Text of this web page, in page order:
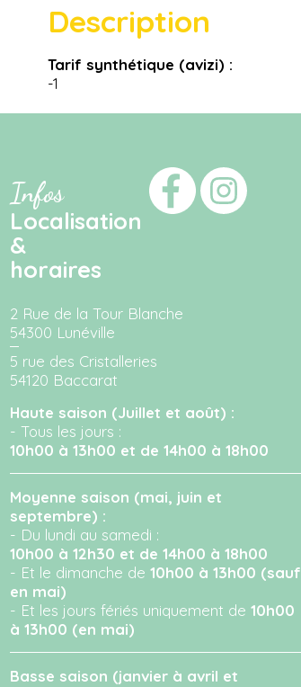
Description
Tarif synthétique (avizi) :
-1
Infos
Localisation
&
horaires
2 Rue de la Tour Blanche
54300 Lunéville
5 rue des Cristalleries
54120 Baccarat
Haute saison (Juillet et août) :
- Tous les jours :
10h00 à 13h00 et de 14h00 à 18h00
Moyenne saison (mai, juin et
septembre) :
- Du lundi au samedi :
10h00 à 12h30 et de 14h00 à 18h00
- Et le dimanche de10h00 à 13h00 (sauf
en mai)
- Et les jours fériés uniquement de10h00
à 13h00 (en mai)
Basse saison (janvier à avril et